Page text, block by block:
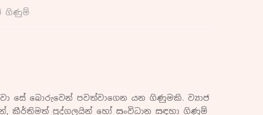
ගිණුම්
සේ බොරුවෙන් පවත්වාගෙන යන ගිණුමකි. ව්‍යාජ
කීර්තිමත් පුද්ගලයින් හෝ සංවිධාන සඳහා ගිණුම්